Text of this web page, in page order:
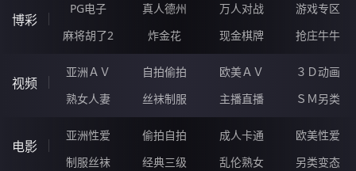
博彩
PG电子 真人德州 万人对战
游戏专区
麻将胡了2
炸金花 现金棋牌 抢庄牛牛
视频
亚洲ＡＶ 自拍偷拍 欧美ＡＶ
３Ｄ动画
熟女人妻
丝袜制服 主播直播 ＳＭ另类
电影
亚洲性爱 偷拍自拍 成人卡通
欧美性爱
制服丝袜
经典三级 乱伦熟女 另类变态